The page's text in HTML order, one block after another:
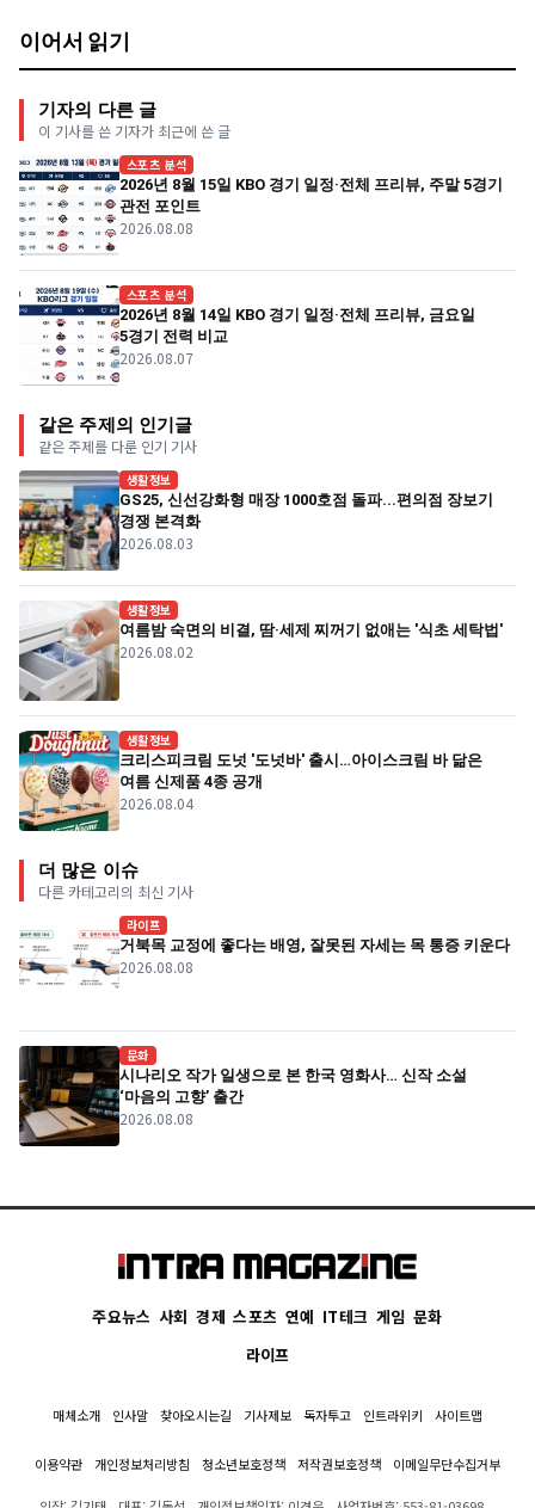
이어서 읽기
기자의 다른 글
이 기사를 쓴 기자가 최근에 쓴 글
스포츠 분석
2026년 8월 15일 KBO 경기 일정·전체 프리뷰, 주말 5경기
관전 포인트
2026.08.08
스포츠 분석
2026년 8월 14일 KBO 경기 일정·전체 프리뷰, 금요일
5경기 전력 비교
2026.08.07
같은 주제의 인기글
같은 주제를 다룬 인기 기사
생활정보
GS25, 신선강화형 매장 1000호점 돌파...편의점 장보기
경쟁 본격화
2026.08.03
생활정보
여름밤 숙면의 비결, 땀·세제 찌꺼기 없애는 '식초 세탁법'
2026.08.02
생활정보
크리스피크림 도넛 '도넛바' 출시…아이스크림 바 닮은
여름 신제품 4종 공개
2026.08.04
더 많은 이슈
다른 카테고리의 최신 기사
라이프
거북목 교정에 좋다는 배영, 잘못된 자세는 목 통증 키운다
2026.08.08
문화
시나리오 작가 일생으로 본 한국 영화사… 신작 소설
‘마음의 고향’ 출간
2026.08.08
주요뉴스 사회 경제 스포츠 연예 IT테크 게임 문화
라이프
매체소개 인사말 찾아오시는길 기사제보 독자투고 인트라위키 사이트맵
이용약관 개인정보처리방침 청소년보호정책 저작권보호정책 이메일무단수집거부